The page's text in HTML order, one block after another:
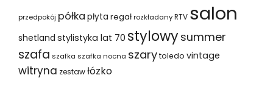
przedpokój półka płyta regałrozkładanyRTV salon
shetland stylistyka lat 70 stylowysummer
szafa szafka szafka nocna szarytoledo vintage
witryna zestawłózko